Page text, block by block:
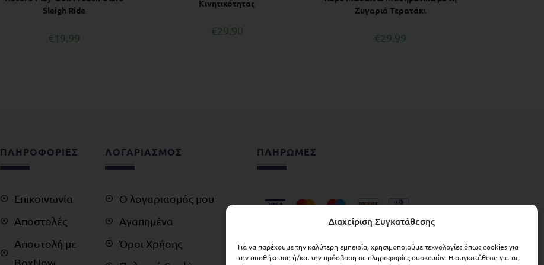
Διαχείριση Συγκατάθεσης
Για να παρέχουμε την καλύτερη εμπειρία, χρησιμοποιούμε τεχνολογίες όπως cookies για
την αποθήκευση ή/και την πρόσβαση σε πληροφορίες συσκευών. Η συγκατάθεση για τις
Sleigh Ride
€19.99
Κινητικότητας
€29.90
Ζυγαριά Τερατάκι
€29.99
ΠΛΗΡΟΦΟΡΙΕΣ
Επικοινωνία
Αποστολές
Αποστολή με
ΛΟΓΑΡΙΑΣΜΟΣ
Ο λογαριασμός μου
Αγαπημένα
Όροι Χρήσης
ΠΛΗΡΩΜΕΣ